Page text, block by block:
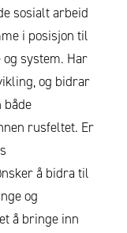
sosialt arbeid
i posisjon til
system. Har
og bidrar
både
rusfeltet. Er
å bidra til
og
å bringe inn